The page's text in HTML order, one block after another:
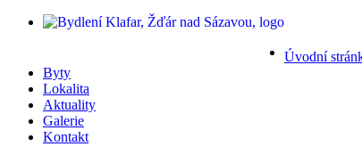
Úvodní
Byty
Lokalita
Aktuality
Galerie
Kontakt